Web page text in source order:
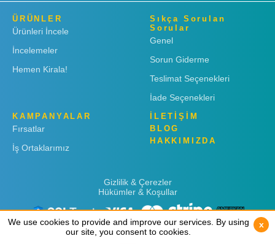
ÜRÜNLER
Ürünleri İncele
İncelemeler
Hemen Kirala!
Sıkça Sorulan
Sorular
Genel
Sorun Giderme
Teslimat Seçenekleri
İade Seçenekleri
KAMPANYALAR
Fırsatlar
İş Ortaklarımız
İLETİŞİM
BLOG
HAKKIMIZDA
Gizlilik & Çerezler
Hükümler & Koşullar
We use cookies to provide and improve our services. By using
our site, you consent to cookies.
x
We use cookies to provide and improve our services. By using
our site, you consent to cookies.
x